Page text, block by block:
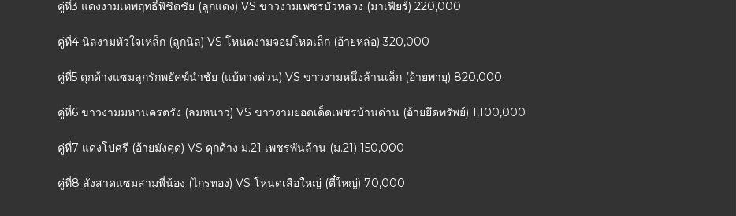
คู่ที่3 แดงงามเทพฤทธิ์พิชิตชัย (ลูกแดง) VS ขาวงามเพชรบัวหลวง (มาเฟียร์) 220,000
คู่ที่4 นิลงามหัวใจเหล็ก (ลูกนิล) VS โหนดงามจอมโหดเล็ก (อ้ายหล่อ) 320,000
คู่ที่5 ดุกด้างแซมลูกรักพยัคฆ์นำชัย (แบ้ทางด่วน) VS ขาวงามหนึ่งล้านเล็ก (อ้ายพายุ) 820,000
คู่ที่6 ขาวงามมหานครตรัง (ลมหนาว) VS ขาวงามยอดเด็ดเพชรบ้านด่าน (อ้ายยึดทรัพย์) 1,100,000
คู่ที่7 แดงโปศรี (อ้ายมังคุด) VS ดุกด้าง ม.21 เพชรพันล้าน (ม.21) 150,000
คู่ที่8 ลังสาดแซมสามพี่น้อง (ไกรทอง) VS โหนดเสือใหญ่ (ตี๋ใหญ่) 70,000